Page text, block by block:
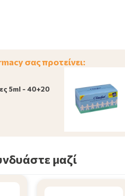
σας προτείνει:
5ml - 40+20
μαζί